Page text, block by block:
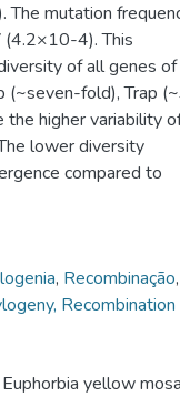
mutation
(4.2×10-4). This
of all genes of
(~seven-fold), Trap
higher variability
lower diversity
compared to
, Recombinação,
Recombination
yellow